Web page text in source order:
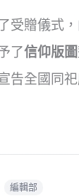
受贈儀式
了信仰版圖
告全國同
編輯部